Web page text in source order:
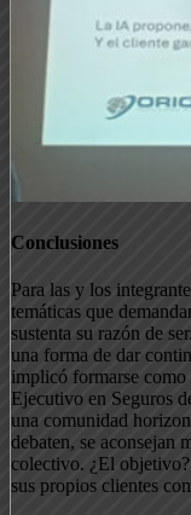
Conclusiones
Para las y los
temáticas que
sustenta su razón de
una forma de dar
implicó formarse como
Ejecutivo en Seguros
una comunidad
debaten, se aconsejan
colectivo. ¿El
sus propios clientes